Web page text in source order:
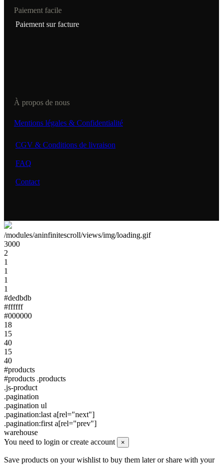
Paiement facile
Paiement sur facture
À propos de nous
Mentions légales & Confidentialité
CGV & Conditions de livraison
FAQ
Contact
/modules/aninfinitescroll/views/img/loading.gif
3000
2
1
1
1
1
#dedbdb
#ffffff
#000000
18
15
40
15
40
#products
#products .products
.js-product
.pagination
.pagination ul
.pagination:last a[rel="next"]
.pagination:first a[rel="prev"]
warehouse
You need to login or create account
×
Save products on your wishlist to buy them later or share with your